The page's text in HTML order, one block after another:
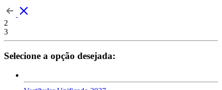
2
3
Selecione a opção desejada: